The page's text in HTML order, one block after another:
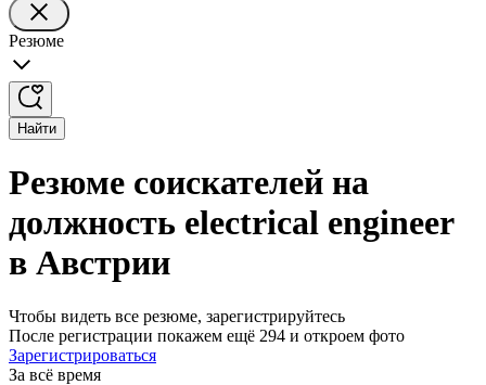
Резюме
Найти
Резюме соискателей на
должность electrical engineer
в Австрии
Чтобы видеть все резюме, зарегистрируйтесь
После регистрации покажем ещё 294 и откроем фото
Зарегистрироваться
За всё время